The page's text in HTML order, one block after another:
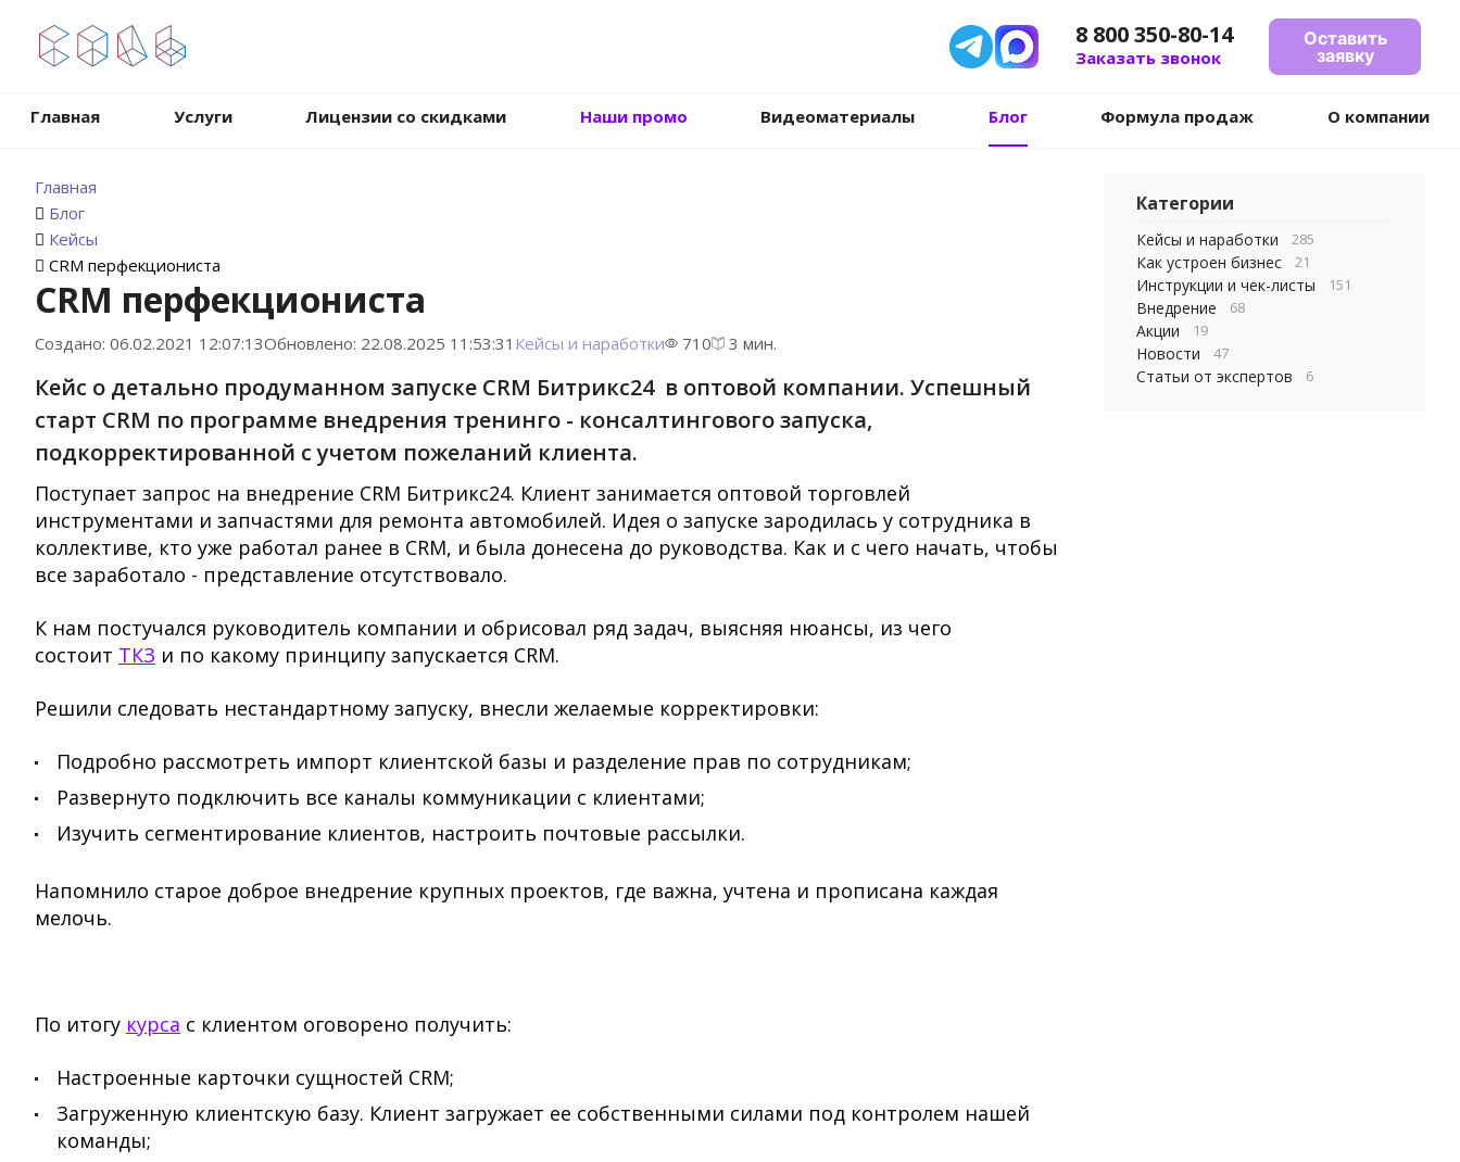
8 800 350-80-14
Заказать звонок
Оставить
заявку
Главная Услуги Лицензии со скидками Наши промо Видеоматериалы Блог Формула продаж О компании
Главная
Блог
Кейсы
CRM перфекциониста
CRM перфекциониста
Создано: 06.02.2021 12:07:13Обновлено: 22.08.2025 11:53:31 Кейсы и наработки 710 3 мин.
Кейс о детально продуманном запуске CRM Битрикс24 в оптовой компании. Успешный
старт CRM по программе внедрения тренинго - консалтингового запуска,
подкорректированной с учетом пожеланий клиента.
Поступает запрос на внедрение CRM Битрикс24. Клиент занимается оптовой торговлей
инструментами и запчастями для ремонта автомобилей. Идея о запуске зародилась у сотрудника в
коллективе, кто уже работал ранее в CRM, и была донесена до руководства. Как и с чего начать, чтобы
все заработало - представление отсутствовало.
К нам постучался руководитель компании и обрисовал ряд задач, выясняя нюансы, из чего
состоит ТКЗ и по какому принципу запускается CRM.
Решили следовать нестандартному запуску, внесли желаемые корректировки:
Подробно рассмотреть импорт клиентской базы и разделение прав по сотрудникам;
Развернуто подключить все каналы коммуникации с клиентами;
Изучить сегментирование клиентов, настроить почтовые рассылки.
Напомнило старое доброе внедрение крупных проектов, где важна, учтена и прописана каждая
мелочь.
По итогу курса с клиентом оговорено получить:
Настроенные карточки сущностей CRM;
Загруженную клиентскую базу. Клиент загружает ее собственными силами под контролем нашей
команды;
Категории
Кейсы и наработки 285
Как устроен бизнес 21
Инструкции и чек-листы 151
Внедрение 68
Акции 19
Новости 47
Статьи от экспертов 6